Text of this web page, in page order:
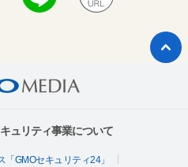
ュリティ事業について
GMOセキュリティ24」